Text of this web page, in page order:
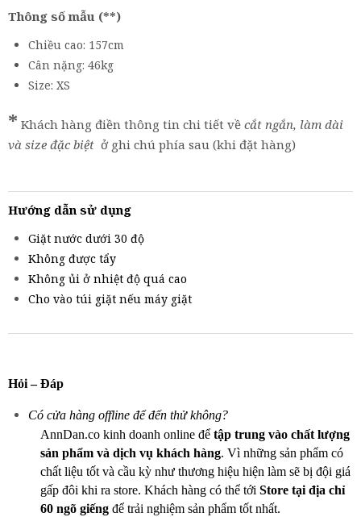
Thông số mẫu (**)
Chiều cao: 157cm
Cân nặng: 46kg
Size: XS
* Khách hàng điền thông tin chi tiết về cắt ngắn, làm dài
và size đặc biệt ở ghi chú phía sau (khi đặt hàng)
Hướng dẫn sử dụng
Giặt nước dưới 30 độ
Không được tẩy
Không ủi ở nhiệt độ quá cao
Cho vào túi giặt nếu máy giặt
Hỏi – Đáp
Có cửa hàng offline để đến thử không?
AnnDan.co kinh doanh online để tập trung vào chất lượng
sản phẩm và dịch vụ khách hàng. Vì những sản phẩm có
chất liệu tốt và cầu kỳ như thương hiệu hiện làm sẽ bị đội giá
gấp đôi khi ra store. Khách hàng có thể tới Store tại địa chỉ
60 ngõ giếng để trải nghiệm sản phẩm tốt nhất.